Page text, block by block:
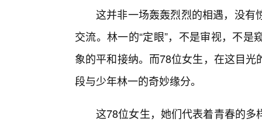
这并非一场轰轰烈烈的相遇，没有
交流。林一的“定眼”，不是审视，不
象的平和接纳。而78位女生，在这目
段与少年林一的奇妙缘分。
这78位女生，她们代表着青春的